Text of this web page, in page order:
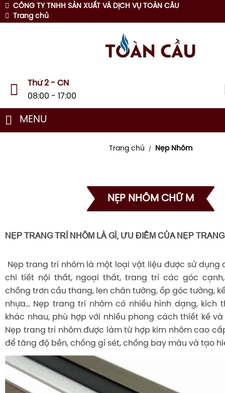
CÔNG TY TNHH SẢN XUẤT VÀ DỊCH VỤ TOÀN CẦU
Trang chủ
Thứ 2 - CN
08:00 - 17:00
MENU
Trang chủ / Nẹp Nhôm
NẸP NHÔM CHỮ M
NẸP TRANG TRÍ NHÔM LÀ GÌ, ƯU ĐIỂM CỦA NẸP
Nẹp trang trí nhôm là một loại vật liệu được sử dụng
chi tiết nội thất, ngoại thất, trang trí các góc cạnh,
chống trơn cầu thang, len chân tường, ốp góc tường,
nhựa... Nẹp trang trí nhôm có nhiều hình dạng, kích
khác nhau, phù hợp với nhiều phong cách thiết kế
Nẹp trang trí nhôm được làm từ hợp kim nhôm cao
để tăng độ bền, chống gỉ sét, chống bay màu và tạo